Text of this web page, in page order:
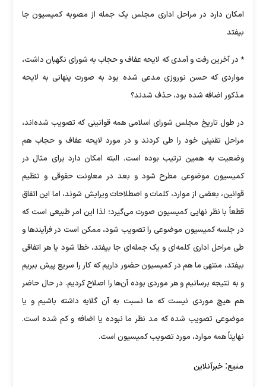
امکان دارد در مراحل اداری مجلس یک جمله از مصوبه کمیسیون جا
بیفتد
* در آخرین رفت و آمدی که لایحه عفاف و حجاب به شورای نگهبان داشت،
مواردی که حسن نوروزی مدعی شده بود به صورت پنهانی به لایحه
مذکور اضافه شده بود، حذف شدند؟
در طول تاریخ مجلس شورای اسلامی همه قوانینی که تصویب شده‌اند،
مراحل تقنینی خود را طی کردند و در مورد لایحه عفاف و حجاب هم
وضعیت به همین ترتیب بوده است. البته امکان دارد برای مثال در
کمیسیون موضوعی مطرح شود و بعد در معاونت حقوقی و تنظیم
قوانین، بعضی از موارد، کلمات و اصطلاحات ویرایش شوند، اما این اتفاق
قطعاً با نظر نهایی کمیسیون صورت می‌گیرد؛ لذا این امر طبیعی است که
در جلسه کمیسیون موضوعی را تصویب شود، ممکن است در فرآیند‌ها و
طی مراحل اداری کلمه‌ای و یک جمله‌ای جا بیفتد، خطا شود یا هر اتفاقی
بیفتد، منتهی ما هم در کمیسیون حضور داریم که کار را سریع پیش ببریم
و به نتیجه برسانیم و هر موردی بوده آن‌ها را اصلاح کردیم. در حال حاضر
هم هیچ موردی نیست که ما نسبت به آن گلایه داشته باشیم و یا
موضوعی تصویب شده که مد نظر ما نبوده یا اضافه و کم شده است.
نهایتاً همه موارد، مورد تصویب کمیسیون است.
منبع: خبرآنلاین